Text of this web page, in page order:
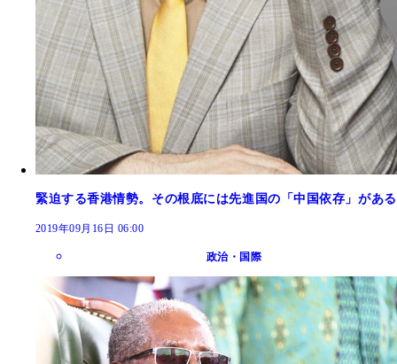
緊迫する香港情勢。その根底には先進国の「中国依存」がある
2019年09月16日 06:00
政治・国際